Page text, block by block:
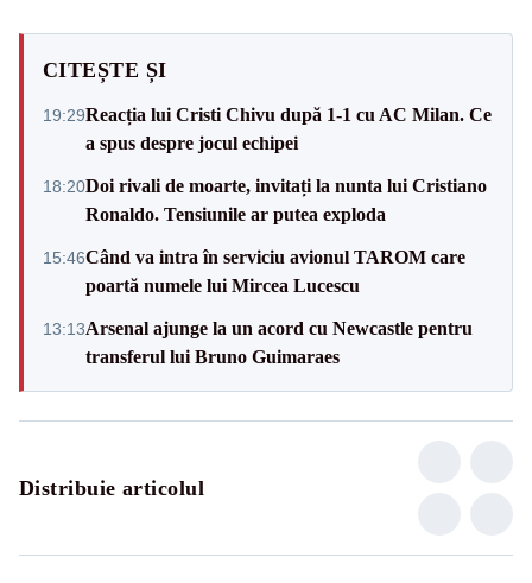
CITEȘTE ȘI
19:29Reacția lui Cristi Chivu după 1-1 cu AC Milan. Ce
a spus despre jocul echipei
18:20Doi rivali de moarte, invitați la nunta lui Cristiano
Ronaldo. Tensiunile ar putea exploda
15:46Când va intra în serviciu avionul TAROM care
poartă numele lui Mircea Lucescu
13:13Arsenal ajunge la un acord cu Newcastle pentru
transferul lui Bruno Guimaraes
Distribuie articolul